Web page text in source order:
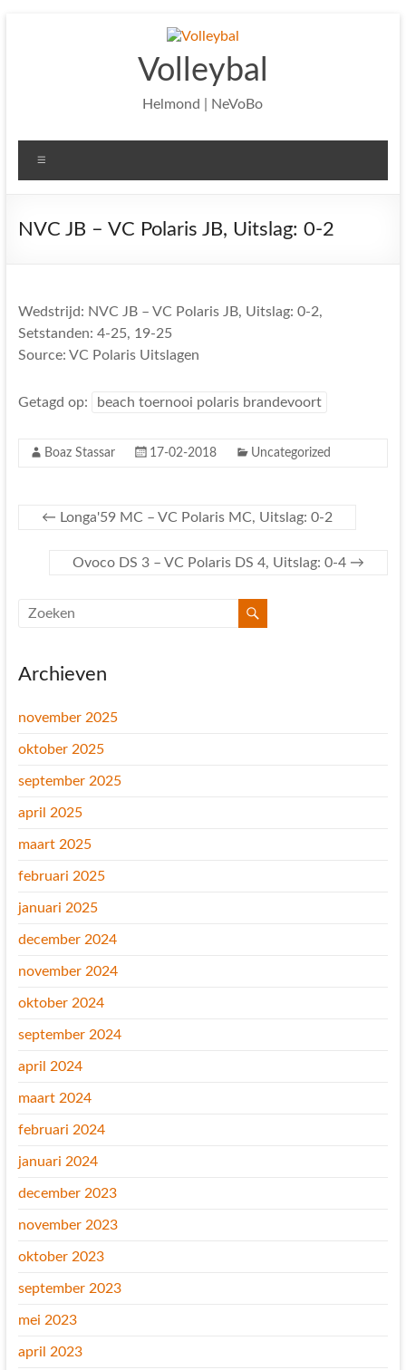
Volleybal
Helmond | NeVoBo
NVC JB – VC Polaris JB, Uitslag: 0-2
Wedstrijd: NVC JB – VC Polaris JB, Uitslag: 0-2,
Setstanden: 4-25, 19-25
Source: VC Polaris Uitslagen
Getagd op: beach toernooi polaris brandevoort
Boaz Stassar 17-02-2018 Uncategorized
← Longa'59 MC – VC Polaris MC, Uitslag: 0-2
Ovoco DS 3 – VC Polaris DS 4, Uitslag: 0-4 →
Archieven
november 2025
oktober 2025
september 2025
april 2025
maart 2025
februari 2025
januari 2025
december 2024
november 2024
oktober 2024
september 2024
april 2024
maart 2024
februari 2024
januari 2024
december 2023
november 2023
oktober 2023
september 2023
mei 2023
april 2023